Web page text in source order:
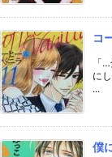
コ
「
に
...
僕